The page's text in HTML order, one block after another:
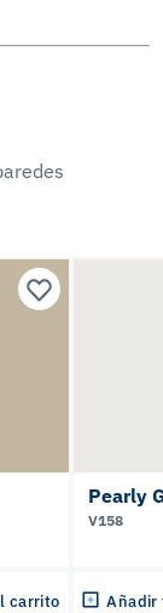
carrito
Pearly
V158
Añadir